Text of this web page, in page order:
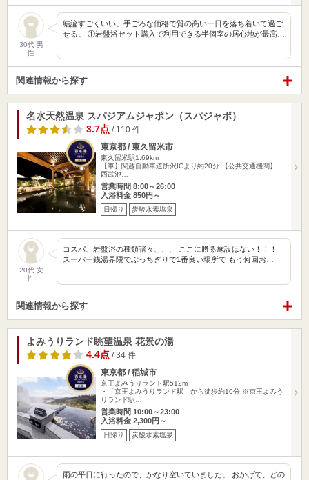
30代 男
性
結論すごくいい。手ごろな価格で質の高い一日を落ち着いて過ご
せる。 ①岩盤浴セット購入で利用できる半個室の居心地が最高…
関連情報から探す
名水天然温泉 スパジアムジャポン（スパジャポ）
3.7点 / 110 件
東京都 / 東久留米市
東久留米駅1.69km
【車】関越自動車道所沢ICより約20分 【公共交通機関】
西武池…
営業時間 8:00～26:00
入浴料金 850円～
日帰り 炭酸水素塩泉
20代 女
性
コスパ、岩盤浴の種類諸々、、、 ここに勝る施設はない！！！
スーパー銭湯界隈でぶっちぎりで1番良い場所で もう何回お…
関連情報から探す
よみうりランド眺望温泉 花景の湯
4.4点 / 34 件
東京都 / 稲城市
京王よみうりランド駅512m
・「京王よみうりランド駅」から徒歩約10分 ※京王よみう
りランド駅…
営業時間 10:00～23:00
入浴料金 2,300円～
日帰り 炭酸水素塩泉
雨の平日に行ったので、かなり空いていました。 おかげで、どの